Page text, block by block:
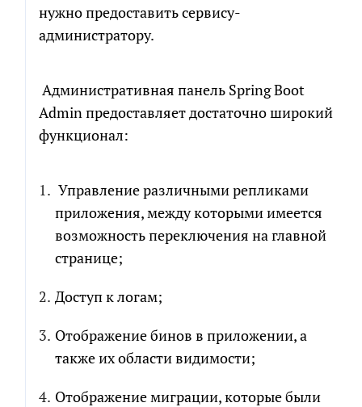
нужно предоставить сервису-
администратору.
Административная панель Spring Boot
Admin предоставляет достаточно широкий
функционал:
Управление различными репликами
приложения, между которыми имеется
возможность переключения на главной
странице;
Доступ к логам;
Отображение бинов в приложении, а
также их области видимости;
Отображение миграции, которые были